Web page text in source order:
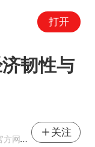
打开
韧性与
易号
关注